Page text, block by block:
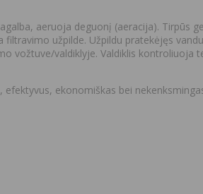
aeruoja deguonį (aeracija). Tirpūs
užpilde. Užpildu pratekėjęs
vožtuve/valdiklyje. Valdiklis kontroliuoja
ekonomiškas bei